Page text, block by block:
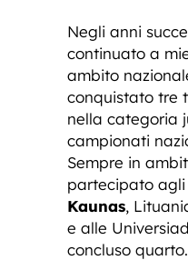
Negli anni
continuato a
ambito
conquistato tre
nella categoria
campionati
Sempre in
partecipato agli
Kaunas,
e alle
concluso quarto.